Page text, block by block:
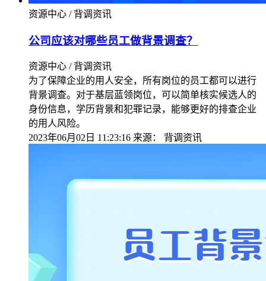
资源中心 / 背调资讯
公司应该对哪些员工做背景调查？
资源中心 / 背调资讯
为了保障企业的用人安全，所有岗位的员工都可以进行
背景调查。对于基层蓝领岗位，可以简单核实候选人的
身份信息，学历背景和犯罪记录，能够更好的排查企业
的用人风险。
2023年06月02日 11:23:16 来源： 背调资讯